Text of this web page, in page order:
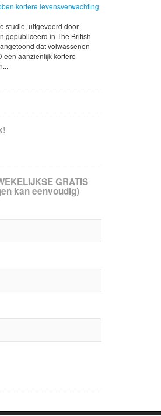
kortere levensverwachting
studie, uitgevoerd door
gepubliceerd in The British
dat volwassenen
een aanzienlijk kortere
GRATIS
kan eenvoudig)